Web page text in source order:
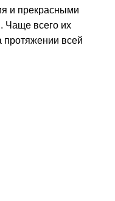
и прекрасными
Чаще всего их
протяжении всей